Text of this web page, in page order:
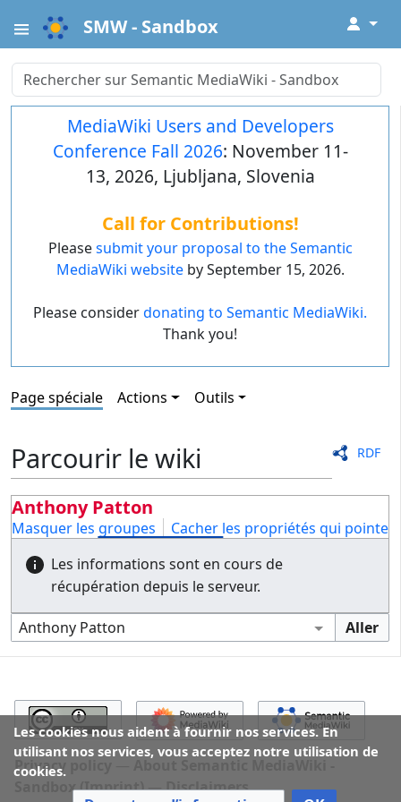
SMW - Sandbox ↓
MediaWiki Users and Developers
Conference Fall 2026: November 11-
13, 2026, Ljubljana, Slovenia
Call for Contributions!
Pleasesubmit your proposal to the Semantic
MediaWiki websiteby September 15, 2026.
Please considerdonating to Semantic MediaWiki.
Thank you!
Page spéciale Actions Outils
RDF
Parcourir le wiki
Anthony Patton
Masquer les groupes
Cacher les propriétés qui
Les informations sont en cours de
récupération depuis le serveur.
Les cookies nous aident à fournir nos services. En
utilisant nos services, vous acceptez notre utilisation de
cookies.
Privacy policy
About Semantic MediaWiki -
Sandbox (Imprint)
Disclaimers